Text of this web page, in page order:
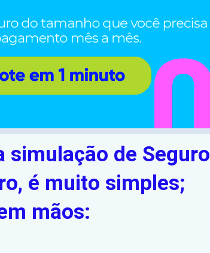
simulação de Seguro
é muito simples;
mãos: